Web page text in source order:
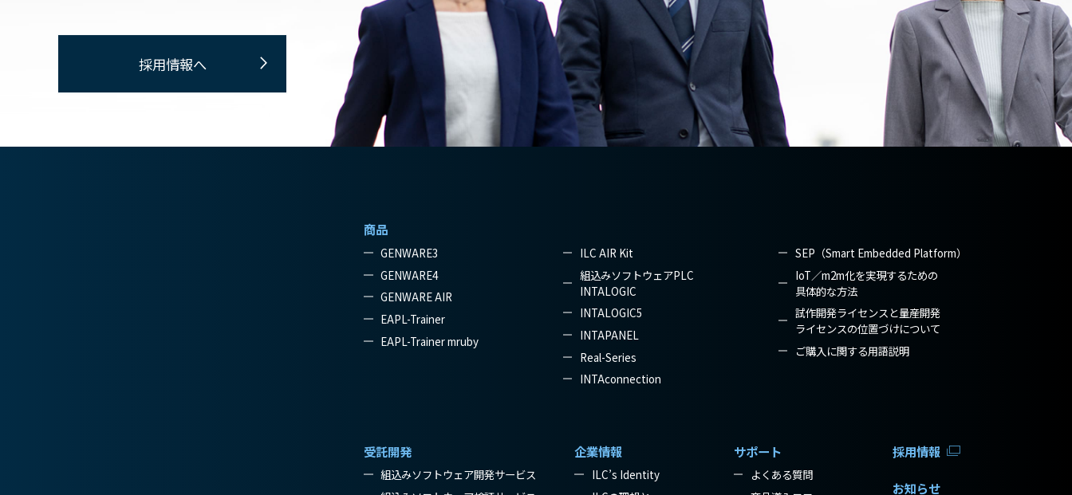
採用情報へ
商品
GENWARE3
GENWARE4
GENWARE AIR
EAPL-Trainer
EAPL-Trainer mruby
ILC AIR Kit
組込みソフトウェアPLC
INTALOGIC
INTALOGIC5
INTAPANEL
Real-Series
INTAconnection
SEP（Smart Embedded Platform）
IoT／m2m化を実現するための
具体的な方法
試作開発ライセンスと量産開発
ライセンスの位置づけについて
ご購入に関する用語説明
受託開発
組込みソフトウェア開発サービス
企業情報
ILC’s Identity
サポート
よくある質問
採用情報
お知らせ